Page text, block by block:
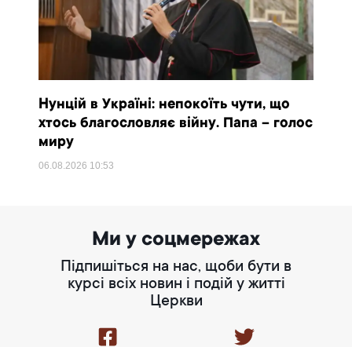
Нунцій в Україні: непокоїть чути, що
хтось благословляє війну. Папа – голос
миру
06.08.2026 10:53
Ми у соцмережах
Підпишіться на нас, щоби бути в
курсі всіх новин і подій у житті
Церкви